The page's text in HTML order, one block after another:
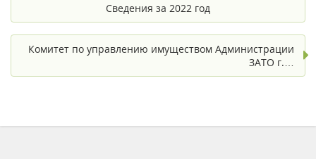
Сведения за 2022 год
Комитет по управлению имуществом Администрации
ЗАТО г.…